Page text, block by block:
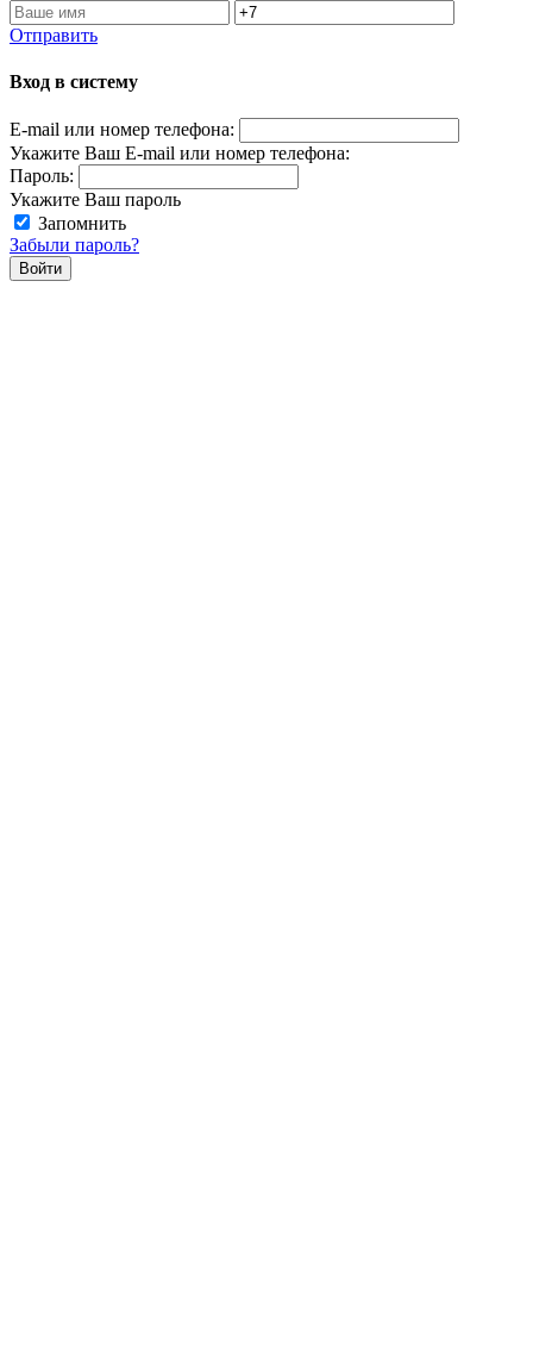
Отправить
Вход в систему
E-mail или номер телефона:
Укажите Ваш E-mail или номер телефона:
Пароль:
Укажите Ваш пароль
Запомнить
Забыли пароль?